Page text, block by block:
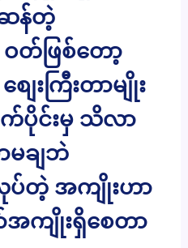
န်တဲ့
တ်ဖြစ်တော့
းကြီးတာမျိုး
က်ပိုင်းမှ သိလာ
မချဘဲ
ပ်တဲ့ အကျိုးဟာ
အကျိုးရှိစေတာ